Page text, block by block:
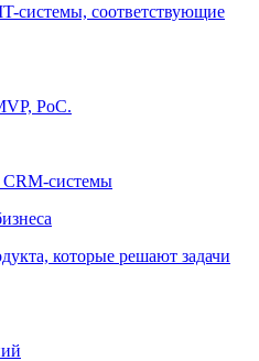
системы, соответствующие
PoC.
CRM-системы
которые решают задачи